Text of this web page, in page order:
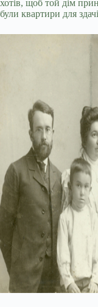
хотів, щоб той дім
були квартири для